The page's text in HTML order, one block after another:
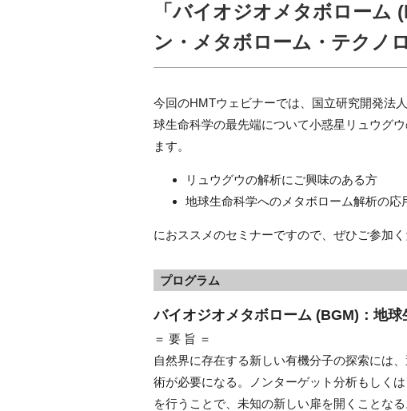
「バイオジオメタボローム
ン・メタボローム・テクノ
今回のHMTウェビナーでは、国立研究開発法
球生命科学の最先端について小惑星リュウグ
ます。
リュウグウの解析にご興味のある方
地球生命科学へのメタボローム解析の
におススメのセミナーですので、ぜひご参加く
プログラム
バイオジオメタボローム (BGM)：地
＝ 要 旨 ＝
自然界に存在する新しい有機分子の探索には
術が必要になる。ノンターゲット分析もしく
を行うことで、未知の新しい扉を開くことな